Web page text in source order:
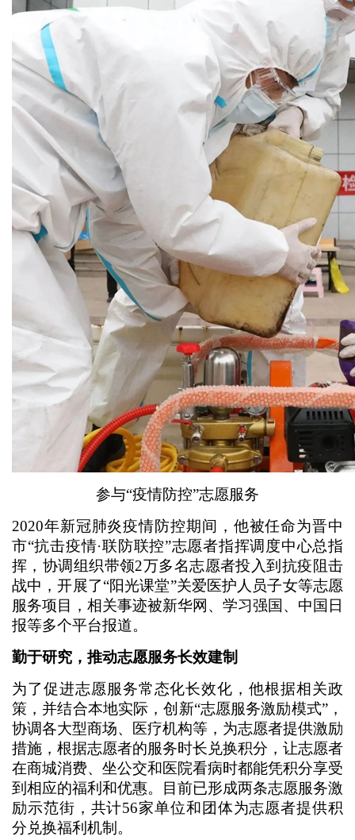
参与“疫情防控”志愿服务
2020年新冠肺炎疫情防控期间，他被任命为晋中
市“抗击疫情·联防联控”志愿者指挥调度中心总指
挥，协调组织带领2万多名志愿者投入到抗疫阻击
战中，开展了“阳光课堂”关爱医护人员子女等志愿
服务项目，相关事迹被新华网、学习强国、中国日
报等多个平台报道。
勤于研究，推动志愿服务长效建制
为了促进志愿服务常态化长效化，他根据相关政
策，并结合本地实际，创新“志愿服务激励模式”，
协调各大型商场、医疗机构等，为志愿者提供激励
措施，根据志愿者的服务时长兑换积分，让志愿者
在商城消费、坐公交和医院看病时都能凭积分享受
到相应的福利和优惠。目前已形成两条志愿服务激
励示范街，共计56家单位和团体为志愿者提供积
分兑换福利机制。